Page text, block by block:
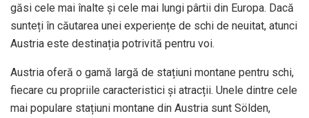
găsi cele mai înalte și cele mai lungi pârtii din Europa. Dacă
sunteți în căutarea unei experiențe de schi de neuitat, atunci
Austria este destinația potrivită pentru voi.
Austria oferă o gamă largă de stațiuni montane pentru schi,
fiecare cu propriile caracteristici și atracții. Unele dintre cele
mai populare stațiuni montane din Austria sunt Sölden,